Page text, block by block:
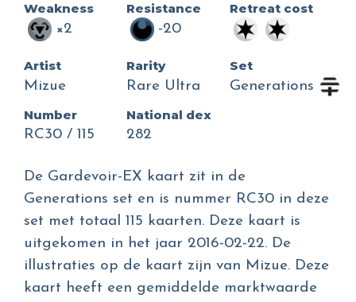
Weakness
×2
Resistance
-20
Retreat cost
Artist
Mizue
Rarity
Rare Ultra
Set
Generations
Number
RC30 / 115
National dex
282
De Gardevoir-EX kaart zit in de
Generations set en is nummer RC30 in deze
set met totaal 115 kaarten. Deze kaart is
uitgekomen in het jaar 2016-02-22. De
illustraties op de kaart zijn van Mizue. Deze
kaart heeft een gemiddelde marktwaarde